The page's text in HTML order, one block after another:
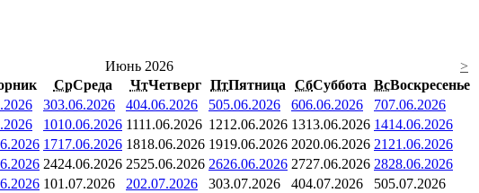
Июнь 2026
>
СрСреда ЧтЧетверг ПтПятница СбСуббота ВсВоскресенье
303.06.2026 404.06.2026 505.06.2026 606.06.2026 707.06.2026
1010.06.2026 1111.06.2026 1212.06.2026 1313.06.2026 1414.06.2026
1717.06.2026 1818.06.2026 1919.06.2026 2020.06.2026 21 21.06.2026
2424.06.2026 2525.06.2026 2626.06.2026 2727.06.2026 2828.06.2026
101.07.2026 202.07.2026 303.07.2026 404.07.2026 505.07.2026